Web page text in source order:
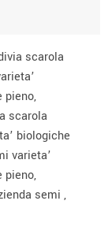
scarola
pieno,
scarola
biologiche
varieta’
pieno,
semi ,